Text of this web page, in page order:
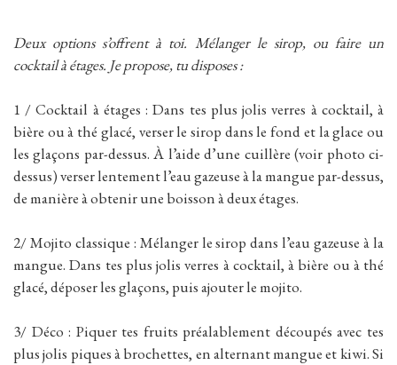
Deux options s’offrent à toi. Mélanger le sirop, ou faire un
cocktail à étages. Je propose, tu disposes :
1 / Cocktail à étages : Dans tes plus jolis verres à cocktail, à
bière ou à thé glacé, verser le sirop dans le fond et la glace ou
les glaçons par-dessus. À l’aide d’une cuillère (voir photo ci-
dessus) verser lentement l’eau gazeuse à la mangue par-dessus,
de manière à obtenir une boisson à deux étages.
2/ Mojito classique : Mélanger le sirop dans l’eau gazeuse à la
mangue. Dans tes plus jolis verres à cocktail, à bière ou à thé
glacé, déposer les glaçons, puis ajouter le mojito.
3/ Déco : Piquer tes fruits préalablement découpés avec tes
plus jolis piques à brochettes, en alternant mangue et kiwi. Si